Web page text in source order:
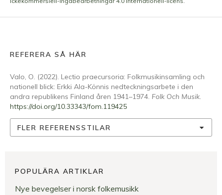
REFERERA SÅ HÄR
Valo, O. (2022). Lectio praecursoria: Folkmusikinsamling och
nationell blick: Erkki Ala-Könnis nedteckningsarbete i den
andra republikens Finland åren 1941–1974. Folk Och Musik.
https://doi.org/10.33343/fom.119425
FLER REFERENSSTILAR
POPULÄRA ARTIKLAR
Nye bevegelser i norsk folkemusikk